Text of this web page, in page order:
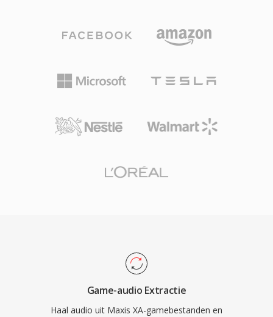
Game-audio Extractie
Haal audio uit Maxis XA-gamebestanden en